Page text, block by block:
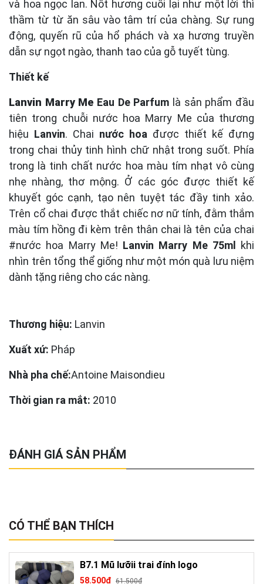
và hoa ngọc lan. Nốt hương cuối lại như một lời thì
thầm từ từ ăn sâu vào tâm trí của chàng. Sự rung
động, quyến rũ của hổ phách và xạ hương truyền
dẫn sự ngọt ngào, thanh tao của gỗ tuyết tùng.
Thiết kế
Lanvin Marry Me Eau De Parfum là sản phẩm đầu
tiên trong chuỗi nước hoa Marry Me của thương
hiệu Lanvin. Chai nước hoa được thiết kế đựng
trong chai thủy tinh hình chữ nhật trong suốt. Phía
trong là tinh chất nước hoa màu tím nhạt vô cùng
nhẹ nhàng, thơ mộng. Ở các góc được thiết kế
khuyết góc cạnh, tạo nên tuyệt tác đầy tinh xảo.
Trên cổ chai được thắt chiếc nơ nữ tính, đằm thắm
màu tím hồng đi kèm trên thân chai là tên của chai
#nước hoa Marry Me! Lanvin Marry Me 75ml khi
nhìn trên tổng thể giống như một món quà lưu niệm
dành tặng riêng cho các nàng.
Thương hiệu: Lanvin
Xuất xứ: Pháp
Nhà pha chế:Antoine Maisondieu
Thời gian ra mắt: 2010
ĐÁNH GIÁ SẢN PHẨM
CÓ THỂ BẠN THÍCH
B7.1 Mũ lưỡii trai đính logo
58.500₫ 61.500₫